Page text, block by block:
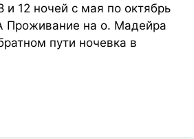
и 12 ночей с мая по октябрь
Проживание на о. Мадейра
пути ночевка в